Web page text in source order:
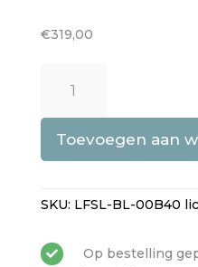
€319,00
Shade
L
aantal
Toevoegen aan
SKU: LFSL-BL-00B40

Op bestelling